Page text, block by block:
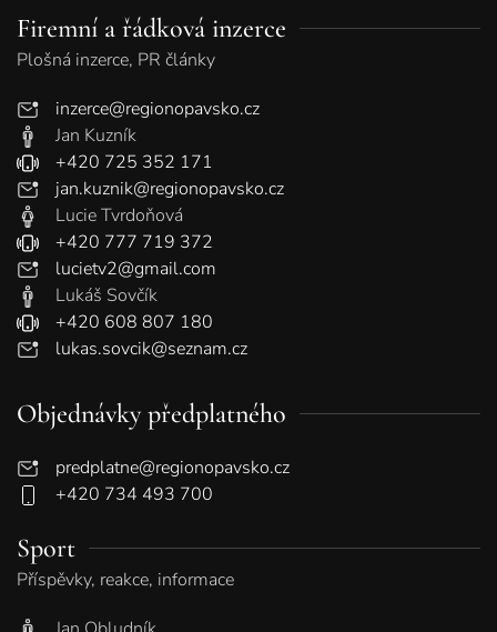
Firemní a řádková inzerce
Plošná inzerce, PR články
inzerce@regionopavsko.cz
Jan Kuzník
+420 725 352 171
jan.kuznik@regionopavsko.cz
Lucie Tvrdoňová
+420 777 719 372
lucietv2@gmail.com
Lukáš Sovčík
+420 608 807 180
lukas.sovcik@seznam.cz
Objednávky předplatného
predplatne@regionopavsko.cz
+420 734 493 700
Sport
Příspěvky, reakce, informace